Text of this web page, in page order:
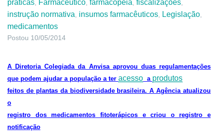
práticas Farmacêutico farmacopéia fiscalizações
instrução normativa insumos farmacêuticos Legislação
medicamentos
Postou 10/05/2014
A Diretoria Colegiada da Anvisa aprovou duas regulamentações
que podem ajudar a população a ter acesso a produtos
feitos de plantas da biodiversidade brasileira. A Agência atualizou
o
registro dos medicamentos fitoterápicos e criou o registro e
notificação